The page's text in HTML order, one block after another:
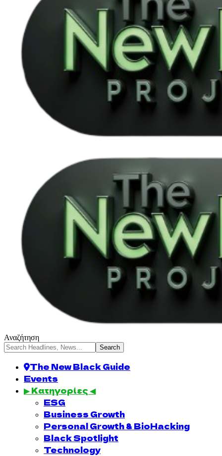
Αναζήτηση
The New Black Guide
Events
▶ Κατηγορίες ◀
ESG
Business Growth
Personal Growth & BioHacking
Black Spotlight
Technology